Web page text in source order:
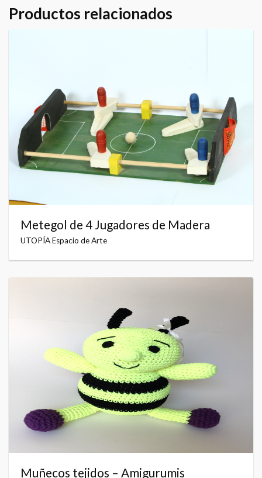
Productos relacionados
Metegol de 4 Jugadores de Madera
UTOPÍA Espacio de Arte
Muñecos tejidos – Amigurumis